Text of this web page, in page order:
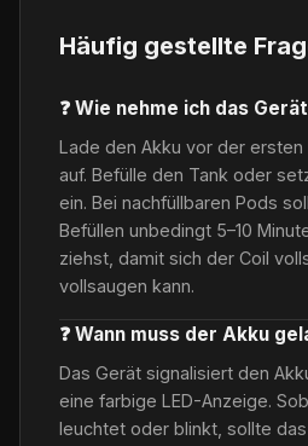
Häufig gestellte
❓ Wie nehme ich das
Lade den Akku vor der
auf. Befülle den Tank oder
ein. Bei nachfüllbaren Pods
Befüllen unbedingt 5–10
ziehst, damit sich der Coil
vollsaugen kann.
❓ Wann muss der Akku
Das Gerät signalisiert den
eine farbige LED-Anzeige.
leuchtet oder blinkt, sollte